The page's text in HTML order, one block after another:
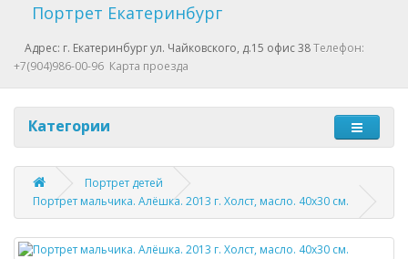
Портрет Екатеринбург
Адрес: г. Екатеринбург ул. Чайковского, д.15 офис 38Телефон:
+7(904)986-00-96 Карта проезда
Категории
Портрет детей
Портрет мальчика. Алёшка. 2013 г. Холст, масло. 40х30 см.